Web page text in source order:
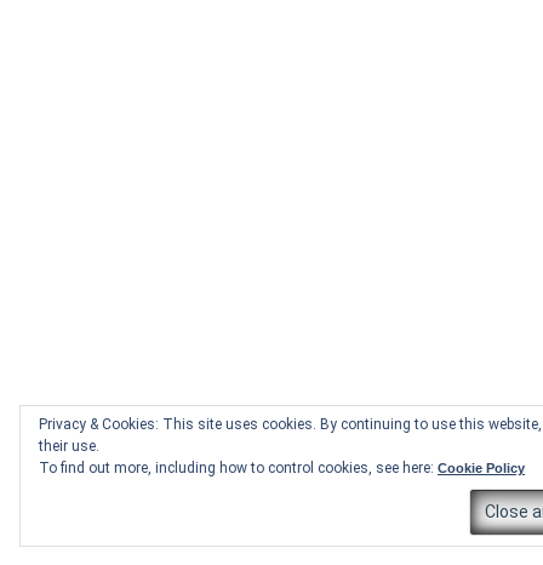
Privacy & Cookies: This site uses cookies. By continuing to use this
their use.
To find out more, including how to control cookies, see here: Cookie Policy